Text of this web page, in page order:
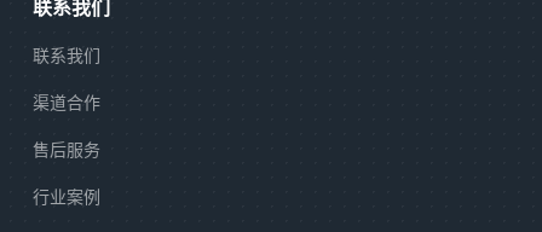
联系我们
联系我们
渠道合作
售后服务
行业案例